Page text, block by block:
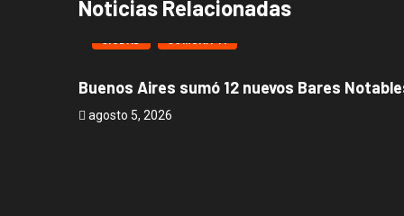
Noticias Relacionadas
CIUDAD COMUNA 11
Buenos Aires sumó 12 nuevos Bares
agosto 5, 2026